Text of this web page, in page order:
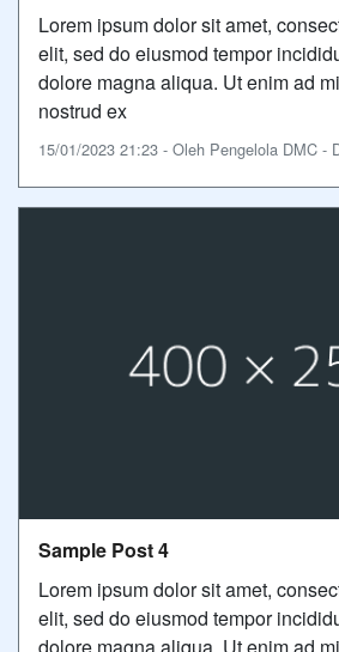
Lorem ipsum dolor sit amet,
elit, sed do eiusmod tempor
dolore magna aliqua. Ut enim ad
nostrud ex
15/01/2023 21:23 - Oleh Pengelola DMC -
Sample Post 4
Lorem ipsum dolor sit amet,
elit, sed do eiusmod tempor